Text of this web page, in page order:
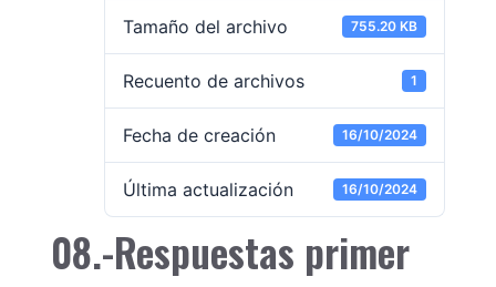
Tamaño del archivo 755.20 KB
Recuento de archivos 1
Fecha de creación 16/10/2024
Última actualización 16/10/2024
08.-Respuestas primer